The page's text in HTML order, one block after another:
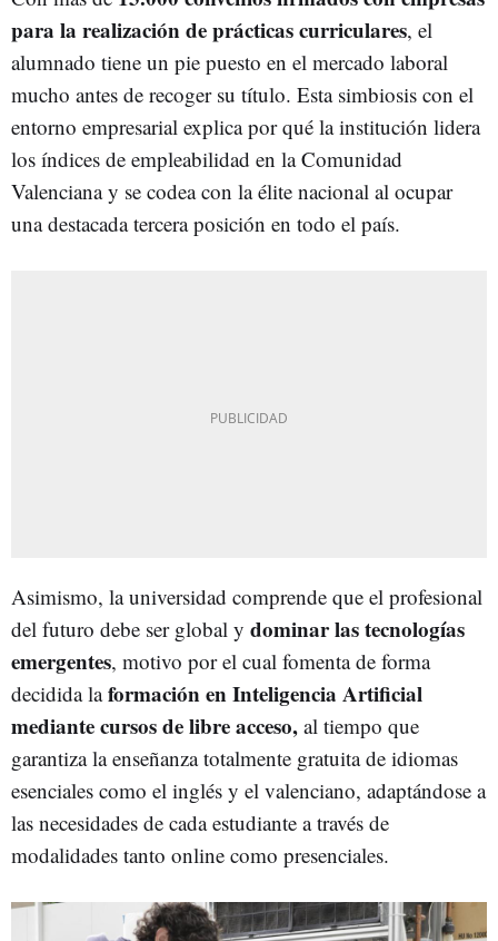
para la realización de prácticas curriculares, el
alumnado tiene un pie puesto en el mercado laboral
mucho antes de recoger su título. Esta simbiosis con el
entorno empresarial explica por qué la institución lidera
los índices de empleabilidad en la Comunidad
Valenciana y se codea con la élite nacional al ocupar
una destacada tercera posición en todo el país.
Asimismo, la universidad comprende que el profesional
del futuro debe ser global y dominar las tecnologías
emergentes, motivo por el cual fomenta de forma
decidida laformación en Inteligencia Artificial
mediante cursos de libre acceso, al tiempo que
garantiza la enseñanza totalmente gratuita de idiomas
esenciales como el inglés y el valenciano, adaptándose a
las necesidades de cada estudiante a través de
modalidades tanto online como presenciales.